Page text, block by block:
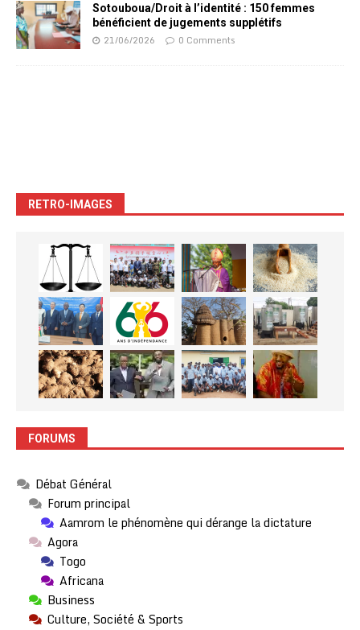
Sotouboua/Droit à l’identité : 150 femmes
bénéficient de jugements supplétifs
21/06/2026 0 Comments
RETRO-IMAGES
FORUMS
Débat Général
Forum principal
Aamrom le phénomène qui dérange la dictature
Agora
Togo
Africana
Business
Culture, Société & Sports